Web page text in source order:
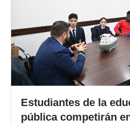
Estudiantes de la
pública competirán